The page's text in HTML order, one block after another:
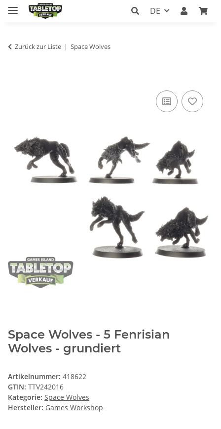
DE
Zurück zur Liste Space Wolves
Space Wolves - 5 Fenrisian
Wolves - grundiert
Artikelnummer: 418622
GTIN: TTV242016
Kategorie: Space Wolves
Hersteller: Games Workshop